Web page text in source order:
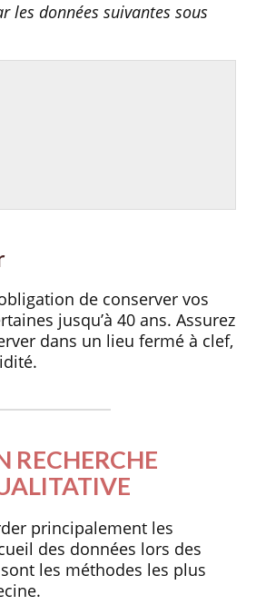
les données suivantes sous
de conserver vos
jusqu’à 40 ans. Assurez
dans un lieu fermé à clef,
RECHERCHE
principalement les
des données lors des
les méthodes les plus